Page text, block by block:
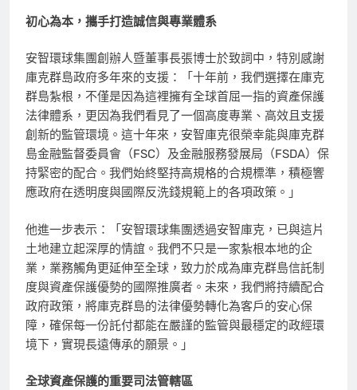
初心為本，攜手打造誠信與專業體系
安智環球集團創辦人暨董事長張博士於致詞中，特別感謝
庫克群島政府多年來的支援：「十年前，我們選擇在庫克
群島紮根，不僅是因為這裡擁有全球首屈一指的資產保護
法律體系，更因為我們看見了一個高度專業、高效且支援
創新的監管環境。這十年來，安智庫克很榮幸能與庫克群
島金融監督委員會（FSC）及金融服務發展局（FSDA）保
持緊密的配合。我們始終堅持高規格的合規標準，積極響
應政府在透明度與國際反洗錢規範上的各項政策。」
他進一步表示：「安智環球集團透過安智庫克，已與這片
土地建立起深厚的情誼。我們不只是一家紮根本地的企
業，業務觸角更延伸至全球，致力於成為庫克群島信託制
度與資產保護優勢的國際推廣者。未來，我們將持續配合
政府政策，將庫克群島的法律優勢轉化為客戶的安心保
障，確保每一份託付都能在嚴謹的監管與最穩定的政經環
境下，實現長遠傳承的願景。」
全球資產保護的重要司法管轄區